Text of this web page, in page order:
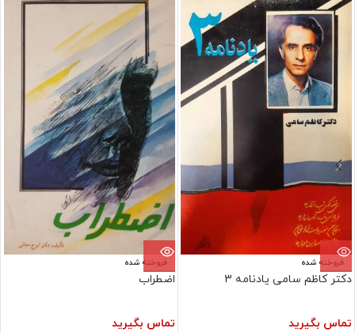
فروخته شده
دکتر کاظم سامی یادنامه 3
تماس بگیرید
فروخته شده
اضطراب
تماس بگیرید